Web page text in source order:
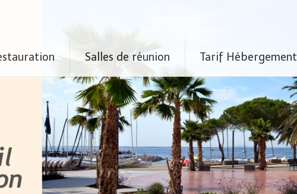
Salles de réunion Tarif Hébergement